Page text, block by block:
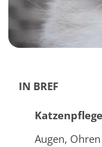
IN BREF
Katzenpflege
Augen,